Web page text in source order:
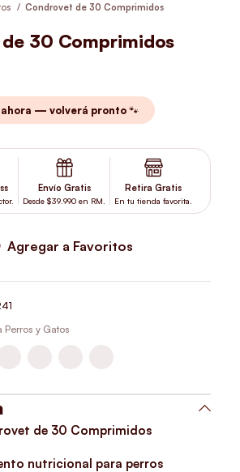
Condrovet de 30 Comprimidos
30 Comprimidos
ahora — volverá pronto 🐾
Envío Gratis
Desde $39.990 en RM.
Retira Gratis
En tu tienda favorita.
Agregar a Favoritos
Perros y Gatos
de 30 Comprimidos
nutricional para perros